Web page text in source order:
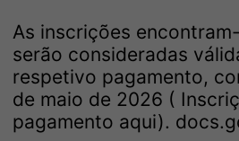
As inscrições
serão consideradas
respetivo pagamento,
de maio de 2026 (
pagamento aqui).